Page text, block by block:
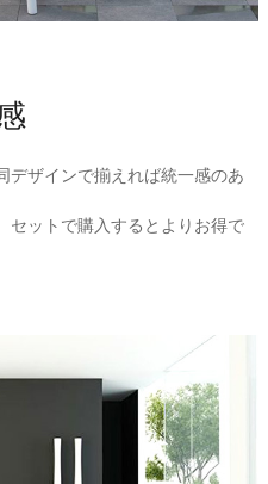
デザインで揃えれば統一感のあ
セットで購入するとよりお得で